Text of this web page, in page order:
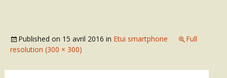
Published on 15 avril 2016 in Etui smartphone
Full
resolution (300 × 300)